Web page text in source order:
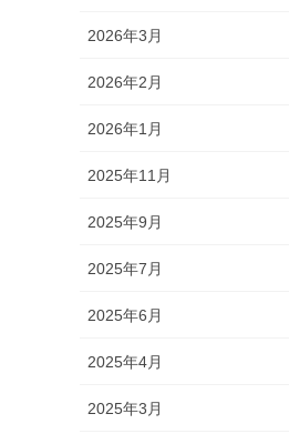
2026年3月
2026年2月
2026年1月
2025年11月
2025年9月
2025年7月
2025年6月
2025年4月
2025年3月